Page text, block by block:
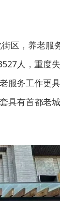
区，养老服
人，重度
服务工作更
具有首都老